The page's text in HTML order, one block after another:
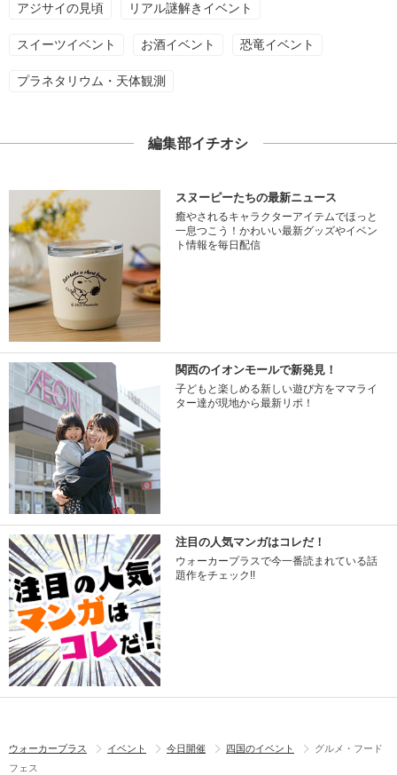
アジサイの見頃 リアル謎解きイベント
スイーツイベント お酒イベント 恐竜イベント
プラネタリウム・天体観測
編集部イチオシ
スヌーピーたちの最新ニュース
癒やされるキャラクターアイテムでほっと
一息つこう！かわいい最新グッズやイベン
ト情報を毎日配信
関西のイオンモールで新発見！
子どもと楽しめる新しい遊び方をママライ
ター達が現地から最新リポ！
注目の人気マンガはコレだ！
ウォーカープラスで今一番読まれている話
題作をチェック!!
ウォーカープラス イベント 今日開催 四国のイベント
グルメ・フード
フェス